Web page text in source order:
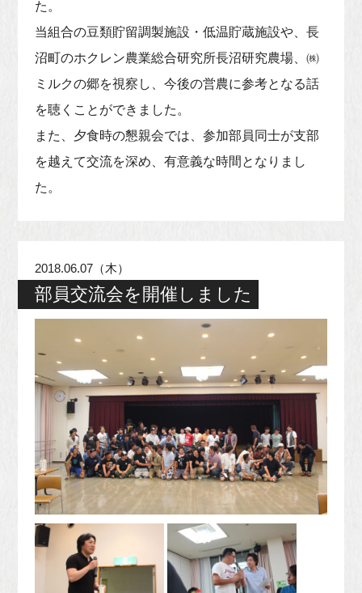
た。
当組合の豆類貯留調製施設・低温貯蔵施設や、長
沼町のホクレン農業総合研究所長沼研究農場、㈱
ミルクの郷を視察し、今後の営農に参考となる話
を聴くことができました。
また、夕食時の懇親会では、参加部員同士が支部
を越えて交流を深め、有意義な時間となりまし
た。
2018.06.07（木）
部員交流会を開催しました